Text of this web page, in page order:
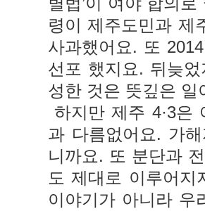
령이 제주도민과 제
사과했어요. 또
선포 했지요. 뒤늦
성한 것은 뜻깊은 일
하지만 제주 4·3은
과 다름없어요. 가
니까요. 또 분단과
도 제대로 이루어
이야기가 아니라 우